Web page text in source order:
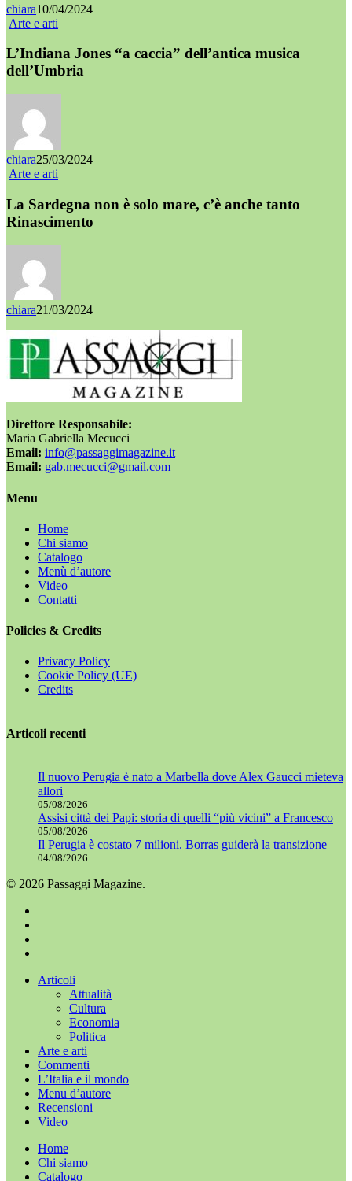
chiara10/04/2024
Arte e arti
L’Indiana Jones “a caccia” dell’antica musica
dell’Umbria
chiara25/03/2024
Arte e arti
La Sardegna non è solo mare, c’è anche tanto
Rinascimento
chiara21/03/2024
Direttore Responsabile:
Maria Gabriella Mecucci
Email: info@passaggimagazine.it
Email: gab.mecucci@gmail.com
Menu
Home
Chi siamo
Catalogo
Menù d’autore
Video
Contatti
Policies & Credits
Privacy Policy
Cookie Policy (UE)
Credits
Articoli recenti
Il nuovo Perugia è nato a Marbella dove Alex Gaucci mieteva
allori
05/08/2026
Assisi città dei Papi: storia di quelli “più vicini” a Francesco
05/08/2026
Il Perugia è costato 7 milioni. Borras guiderà la transizione
04/08/2026
© 2026 Passaggi Magazine.
Chiudi Articoli
Attualità
Cultura
Economia
Politica
Arte e arti
Commenti
L’Italia e il mondo
Menu d’autore
Recensioni
Video
Home
Chi siamo
Catalogo